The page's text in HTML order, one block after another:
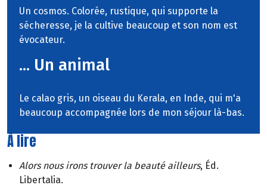
Un cosmos. Colorée, rustique, qui supporte la
sécheresse, je la cultive beaucoup et son nom est
évocateur.
... Un animal
Le calao gris, un oiseau du Kerala, en Inde, qui m'a
beaucoup accompagnée lors de mon séjour là-bas.
À lire
Alors nous irons trouver la beauté ailleurs, Éd.
Libertalia.